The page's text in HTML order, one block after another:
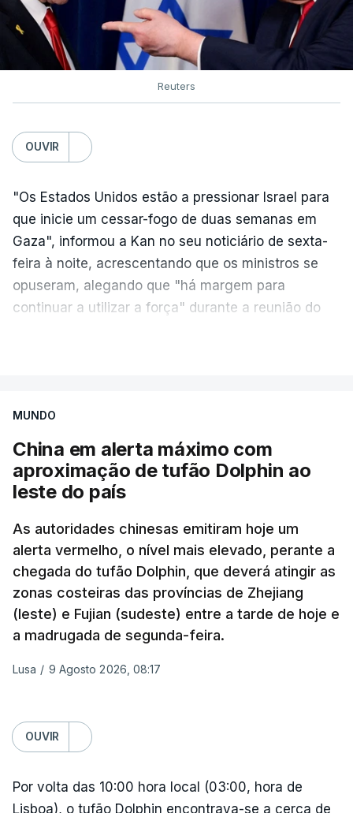
Reuters
OUVIR
"Os Estados Unidos estão a pressionar Israel para
que inicie um cessar-fogo de duas semanas em
Gaza", informou a Kan no seu noticiário de sexta-
feira à noite, acrescentando que os ministros se
opuseram, alegando que "há margem para
continuar a utilizar a força" durante a reunião do
aplicação do plano de desarmamento do Hamas.
Além disso, o correspondente do canal de
televisão israelita i24News, que também teve
acesso às deliberações do Gabinete, recordou na
autorização formal de Israel para a entrada em
Gaza da Força Internacional de Estabilização, um
contingente multinacional proposto no âmbito do
Conselho da Paz promovido por Trump.
Meios de comunicação social israelitas
informaram, após a reunião do Gabinete de
a retoma dos ataques aéreos em Gaza,
interrompidos desde segunda-feira.
"O Hamas aceitou o plano de 15 pontos, mas não
MUNDO
China em alerta máximo com
aproximação de tufão Dolphin ao
leste do país
As autoridades chinesas emitiram hoje um
alerta vermelho, o nível mais elevado, perante a
chegada do tufão Dolphin, que deverá atingir as
zonas costeiras das províncias de Zhejiang
(leste) e Fujian (sudeste) entre a tarde de hoje e
a madrugada de segunda-feira.
Lusa / 9 Agosto 2026, 08:17
OUVIR
Por volta das 10:00 hora local (03:00, hora de
Lisboa), o tufão Dolphin encontrava-se a cerca de